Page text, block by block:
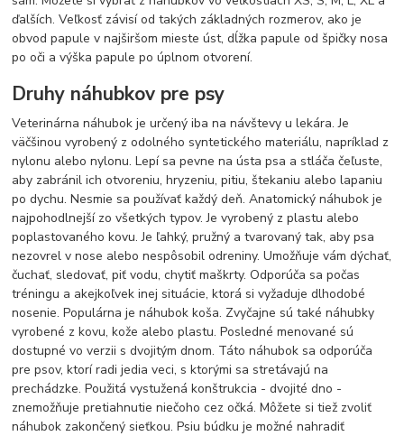
ďalších. Veľkosť závisí od takých základných rozmerov, ako je
obvod papule v najširšom mieste úst, dĺžka papule od špičky nosa
po oči a výška papule po úplnom otvorení.
Druhy náhubkov pre psy
Veterinárna náhubok je určený iba na návštevy u lekára. Je
väčšinou vyrobený z odolného syntetického materiálu, napríklad z
nylonu alebo nylonu. Lepí sa pevne na ústa psa a stláča čeľuste,
aby zabránil ich otvoreniu, hryzeniu, pitiu, štekaniu alebo lapaniu
po dychu. Nesmie sa používať každý deň. Anatomický náhubok je
najpohodlnejší zo všetkých typov. Je vyrobený z plastu alebo
poplastovaného kovu. Je ľahký, pružný a tvarovaný tak, aby psa
nezovrel v nose alebo nespôsobil odreniny. Umožňuje vám dýchať,
čuchať, sledovať, piť vodu, chytiť maškrty. Odporúča sa počas
tréningu a akejkoľvek inej situácie, ktorá si vyžaduje dlhodobé
nosenie. Populárna je náhubok koša. Zvyčajne sú také náhubky
vyrobené z kovu, kože alebo plastu. Posledné menované sú
dostupné vo verzii s dvojitým dnom. Táto náhubok sa odporúča
pre psov, ktorí radi jedia veci, s ktorými sa stretávajú na
prechádzke. Použitá vystužená konštrukcia - dvojité dno -
znemožňuje pretiahnutie niečoho cez očká. Môžete si tiež zvoliť
náhubok zakončený sieťkou. Psiu búdku je možné nahradiť